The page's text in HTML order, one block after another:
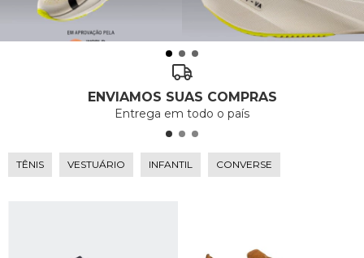
ENVIAMOS SUAS COMPRAS
Entrega em todo o país
TÊNIS VESTUÁRIO INFANTIL CONVERSE